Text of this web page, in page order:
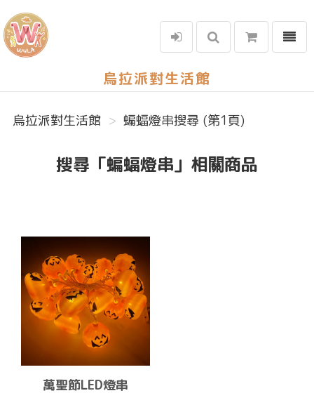
烏拉派對生活館
選單
烏拉派對生活館 蝙蝠燈串搜尋 (第1頁)
搜尋「蝙蝠燈串」相關商品
萬聖節LED燈串